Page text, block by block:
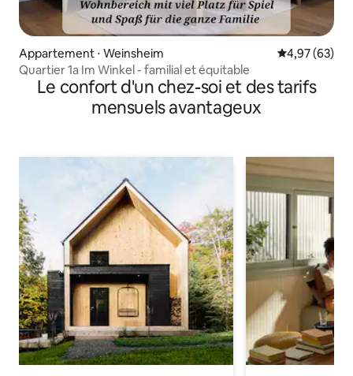
Appartement ⋅ Weinsheim Évaluation
4,97 (63)
Quartier 1a Im Winkel - familial et équitable
Le confort d'un chez-soi et des tarifs
mensuels avantageux